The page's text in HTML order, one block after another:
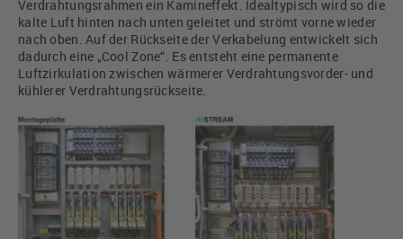
Verdrahtungsrahmen ein Kamineffekt. Idealtypisch wird so die
kalte Luft hinten nach unten geleitet und strömt vorne wieder
nach oben. Auf der Rückseite der Verkabelung entwickelt sich
dadurch eine „Cool Zone“. Es entsteht eine permanente
Luftzirkulation zwischen wärmerer Verdrahtungsvorder- und
kühlerer Verdrahtungsrückseite.